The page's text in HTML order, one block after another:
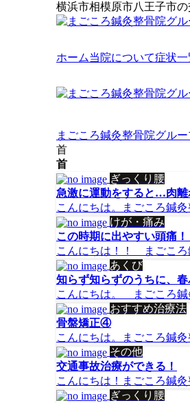
横浜市相模原市八王子市
ホーム当院について症状一
まごころ鍼灸整骨院グル
首
首
ぎっくり腰
急激に運動をすると…肉離
こんにちは。まごころ鍼
けが・痛み
この時期に出やすい頭痛！
こんにちは！！ まごころ
あくび
知らず知らずのうちに、
こんにちは。 まごころ鍼
おすすめ治療法
骨盤矯正④
こんにちは。まごころ鍼
その他
交通事故治療ができる！
こんにちは！まごころ鍼
ぎっくり腰